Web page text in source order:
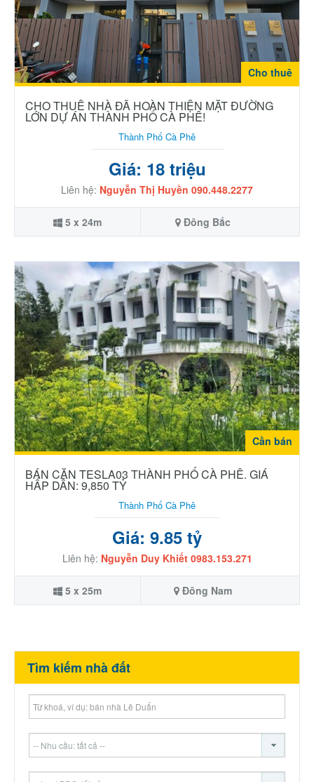
Cho thuê
CHO THUÊ NHÀ ĐÃ HOÀN THIỆN MẶT ĐƯỜNG
LỚN DỰ ÁN THÀNH PHỐ CÀ PHÊ!
Thành Phố Cà Phê
Giá: 18 triệu
Liên hệ: Nguyễn Thị Huyền 090.448.2277
5 x 24m Đông Bắc
Cần bán
BÁN CĂN TESLA03 THÀNH PHỐ CÀ PHÊ. GIÁ
HẤP DẪN: 9,850 TỶ
Thành Phố Cà Phê
Giá: 9.85 tỷ
Liên hệ: Nguyễn Duy Khiết 0983.153.271
5 x 25m Đông Nam
Tìm kiếm nhà đất